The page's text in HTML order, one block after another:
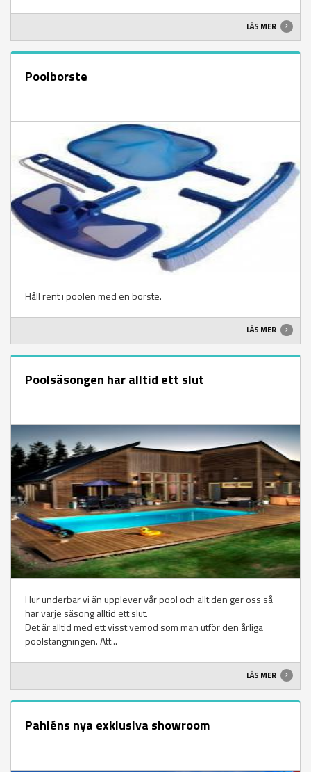
LÄS MER
Poolborste
Håll rent i poolen med en borste.
LÄS MER
Poolsäsongen har alltid ett slut
Hur underbar vi än upplever vår pool och allt den ger oss så
har varje säsong alltid ett slut.
Det är alltid med ett visst vemod som man utför den årliga
poolstängningen. Att...
LÄS MER
Pahléns nya exklusiva showroom